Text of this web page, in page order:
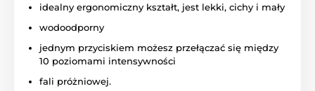
idealny ergonomiczny kształt, jest lekki, cichy i mały
wodoodporny
jednym przyciskiem możesz przełączać się między
10 poziomami intensywności
fali próżniowej.